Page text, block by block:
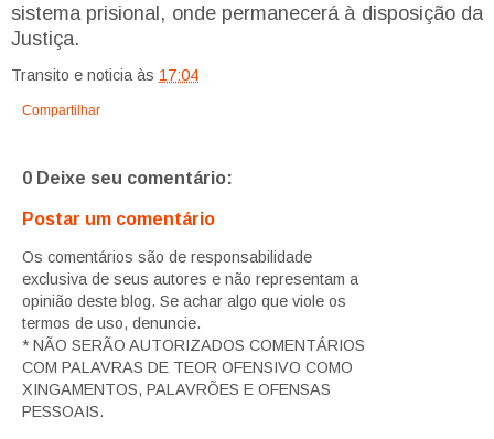
sistema prisional, onde permanecerá à disposição da
Justiça.
Transito e noticia às 17:04
Compartilhar
0 Deixe seu comentário:
Postar um comentário
Os comentários são de responsabilidade
exclusiva de seus autores e não representam a
opinião deste blog. Se achar algo que viole os
termos de uso, denuncie.
* NÃO SERÃO AUTORIZADOS COMENTÁRIOS
COM PALAVRAS DE TEOR OFENSIVO COMO
XINGAMENTOS, PALAVRÕES E OFENSAS
PESSOAIS.